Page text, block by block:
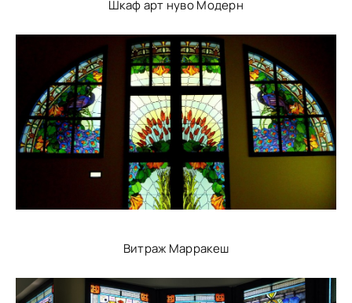
Шкаф арт нуво Модерн
Витраж Марракеш